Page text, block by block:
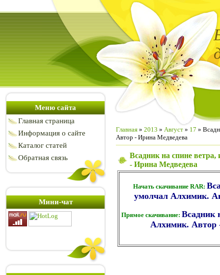
Меню сайта
Главная страница
Информация о сайте
Каталог статей
Обратная связь
Мини-чат
Главная » 2013 » Август » 17 »
Автор - Ирина Медведева
Всадник на спине
- Ирина Медведева
Начать скачивание RAR:
умолчал Алхимик.
Прямое скачивание: Всадник
Алхимик. Автор